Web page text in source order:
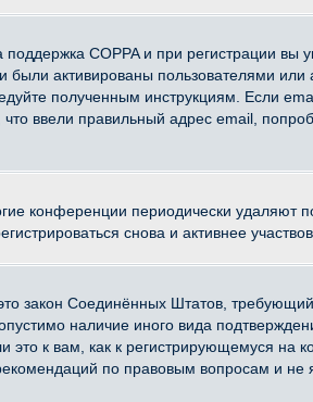
COPPA и при регистрации вы
были активированы пользователями
полученным инструкциям. Если
ввели правильный адрес email,
конференции периодически удаляют
снова и активнее
закон Соединённых Штатов,
наличие иного вида
к вам, как к регистрирующемуся на
по правовым вопросам и не